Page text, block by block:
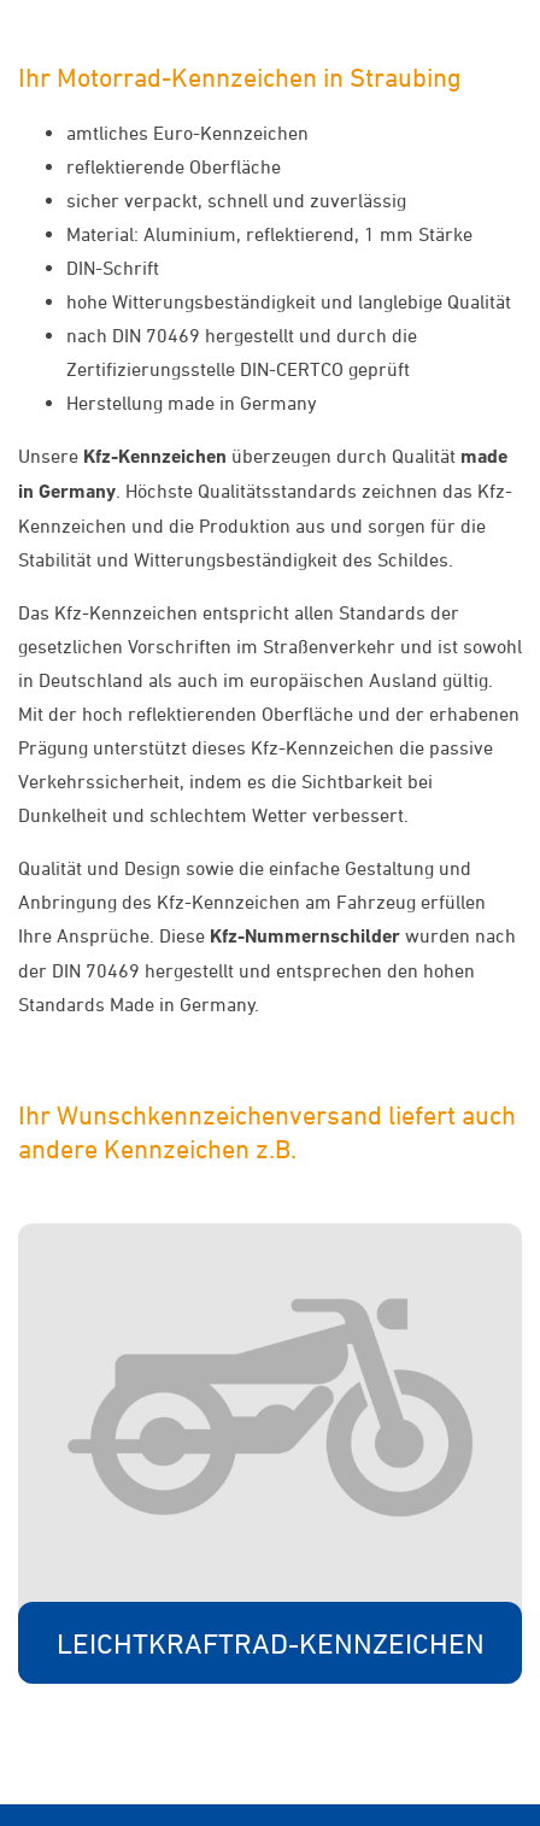
Ihr Motorrad-Kennzeichen in Straubing
amtliches Euro-Kennzeichen
reflektierende Oberfläche
sicher verpackt, schnell und zuverlässig
Material: Aluminium, reflektierend, 1 mm Stärke
DIN-Schrift
hohe Witterungsbeständigkeit und langlebige Qualität
nach DIN 70469 hergestellt und durch die
Zertifizierungsstelle DIN-CERTCO geprüft
Herstellung made in Germany
Unsere Kfz-Kennzeichen überzeugen durch Qualität made
in Germany . Höchste Qualitätsstandards zeichnen das Kfz-
Kennzeichen und die Produktion aus und sorgen für die
Stabilität und Witterungsbeständigkeit des Schildes.
Das Kfz-Kennzeichen entspricht allen Standards der
gesetzlichen Vorschriften im Straßenverkehr und ist sowohl
in Deutschland als auch im europäischen Ausland gültig.
Mit der hoch reflektierenden Oberfläche und der erhabenen
Prägung unterstützt dieses Kfz-Kennzeichen die passive
Verkehrssicherheit, indem es die Sichtbarkeit bei
Dunkelheit und schlechtem Wetter verbessert.
Qualität und Design sowie die einfache Gestaltung und
Anbringung des Kfz-Kennzeichen am Fahrzeug erfüllen
Ihre Ansprüche. Diese Kfz-Nummernschilder wurden nach
der DIN 70469 hergestellt und entsprechen den hohen
Standards Made in Germany.
Ihr Wunschkennzeichenversand liefert auch
andere Kennzeichen z.B.
LEICHTKRAFTRAD-KENNZEICHEN